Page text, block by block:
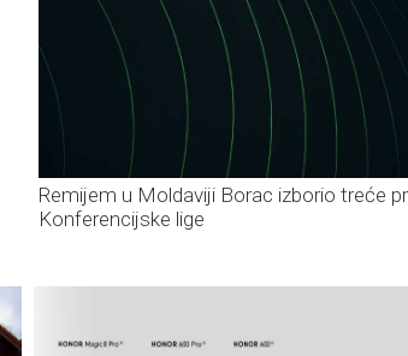
Remijem u Moldaviji Borac izborio treće
Konferencijske lige